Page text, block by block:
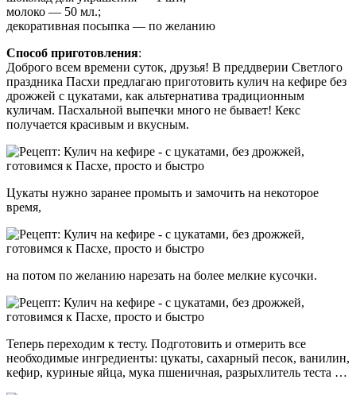
молоко — 50 мл.;
декоративная посыпка — по желанию
Способ приготовления:
Доброго всем времени суток, друзья! В преддверии Светлого
праздника Пасхи предлагаю приготовить кулич на кефире без
дрожжей с цукатами, как альтернатива традиционным
куличам. Пасхальной выпечки много не бывает! Кекс
получается красивым и вкусным.
Цукаты нужно заранее промыть и замочить на некоторое
время,
на потом по желанию нарезать на более мелкие кусочки.
Теперь переходим к тесту. Подготовить и отмерить все
необходимые ингредиенты: цукаты, сахарный песок, ванилин,
кефир, куриные яйца, мука пшеничная, разрыхлитель теста …